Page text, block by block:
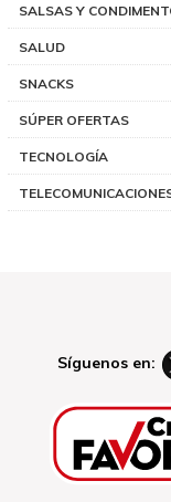
SALSAS Y
SALUD
SNACKS
SÚPER OFERTAS
TECNOLOGÍA
Síguenos en: